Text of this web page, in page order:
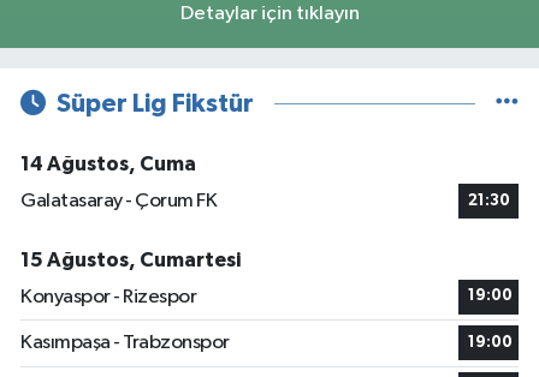
Detaylar için tıklayın
Süper Lig Fikstür
14 Ağustos, Cuma
Galatasaray - Çorum FK
21:30
15 Ağustos, Cumartesi
Konyaspor - Rizespor
19:00
Kasımpaşa - Trabzonspor 19:00